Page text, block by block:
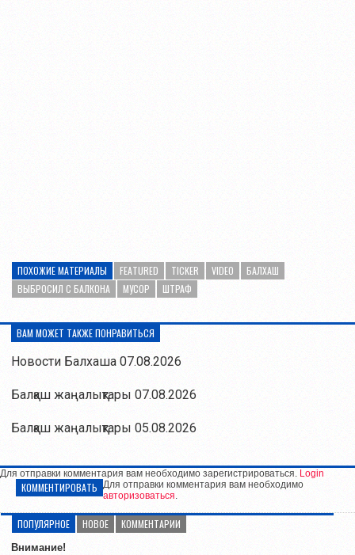
ПОХОЖИЕ МАТЕРИАЛЫ FEATURED TICKER VIDEO
БАЛХАШ
ВЫБРОСИЛ С БАЛКОНА
МУСОР ШТРАФ
ВАМ МОЖЕТ ТАКЖЕ ПОНРАВИТЬСЯ
Новости Балхаша 07.08.2026
Балқаш жаңалықтары 07.08.2026
Балқаш жаңалықтары 05.08.2026
Для отправки комментария вам необходимо зарегистрироваться. Login
КОММЕНТИРОВАТЬ Для отправки комментария вам необходимо
авторизоваться.
ПОПУЛЯРНОЕ НОВОЕ КОММЕНТАРИИ
Внимание!